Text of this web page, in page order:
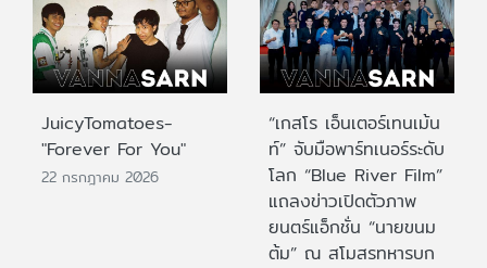
JuicyTomatoes-
"Forever For You"
22 กรกฎาคม 2026
“เกสโร เอ็นเตอร์เทนเม้น
ท์” จับมือพาร์ทเนอร์ระดับ
โลก “Blue River Film”
แถลงข่าวเปิดตัวภาพ
ยนตร์แอ็กชั่น “นายขนม
ต้ม” ณ สโมสรทหารบก